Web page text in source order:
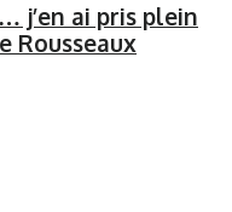
j’en ai pris plein
Rousseaux